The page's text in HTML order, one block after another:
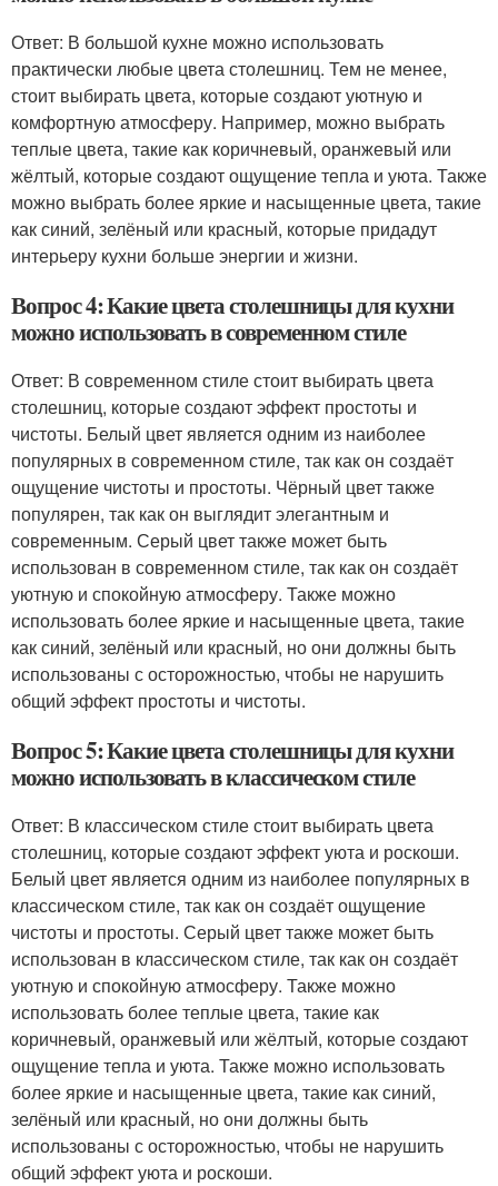
Ответ: В большой кухне можно использовать
практически любые цвета столешниц. Тем не менее,
стоит выбирать цвета, которые создают уютную и
комфортную атмосферу. Например, можно выбрать
теплые цвета, такие как коричневый, оранжевый или
жёлтый, которые создают ощущение тепла и уюта. Также
можно выбрать более яркие и насыщенные цвета, такие
как синий, зелёный или красный, которые придадут
интерьеру кухни больше энергии и жизни.
Вопрос 4: Какие цвета столешницы для кухни
можно использовать в современном стиле
Ответ: В современном стиле стоит выбирать цвета
столешниц, которые создают эффект простоты и
чистоты. Белый цвет является одним из наиболее
популярных в современном стиле, так как он создаёт
ощущение чистоты и простоты. Чёрный цвет также
популярен, так как он выглядит элегантным и
современным. Серый цвет также может быть
использован в современном стиле, так как он создаёт
уютную и спокойную атмосферу. Также можно
использовать более яркие и насыщенные цвета, такие
как синий, зелёный или красный, но они должны быть
использованы с осторожностью, чтобы не нарушить
общий эффект простоты и чистоты.
Вопрос 5: Какие цвета столешницы для кухни
можно использовать в классическом стиле
Ответ: В классическом стиле стоит выбирать цвета
столешниц, которые создают эффект уюта и роскоши.
Белый цвет является одним из наиболее популярных в
классическом стиле, так как он создаёт ощущение
чистоты и простоты. Серый цвет также может быть
использован в классическом стиле, так как он создаёт
уютную и спокойную атмосферу. Также можно
использовать более теплые цвета, такие как
коричневый, оранжевый или жёлтый, которые создают
ощущение тепла и уюта. Также можно использовать
более яркие и насыщенные цвета, такие как синий,
зелёный или красный, но они должны быть
использованы с осторожностью, чтобы не нарушить
общий эффект уюта и роскоши.